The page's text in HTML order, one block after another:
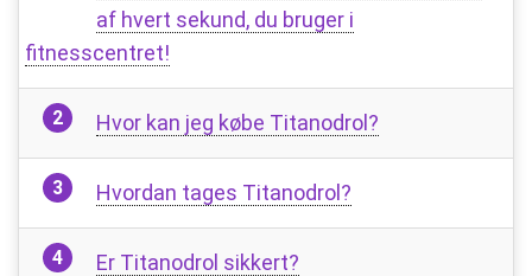
af hvert sekund, du bruger i
fitnesscentret!
Hvor kan jeg købe Titanodrol?
Hvordan tages Titanodrol?
Er Titanodrol sikkert?